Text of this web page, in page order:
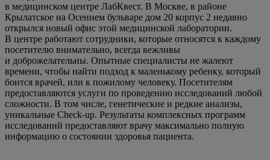
в медицинском центре ЛабКвест. В Москве, в районе
Крылатское на Осеннем бульваре дом 20 корпус 2 недавно
открылся новый офис этой медицинской лаборатории.
В центре работают сотрудники, которые относятся к каждому
посетителю внимательно, всегда вежливы
и доброжелательны. Опытные специалисты не жалеют
времени, чтобы найти подход к маленькому ребенку, который
боится врачей, или к пожилому человеку. Посетителям
предоставляются услуги по проведению исследований любой
сложности. В том числе, генетические и редкие анализы,
уникальные Check-up. Результаты комплексных программ
исследований предоставляют врачу максимально полную
информацию о состоянии здоровья пациента.